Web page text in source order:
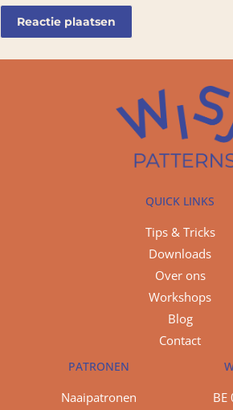
QUICK LINKS
Tips & Tricks
Downloads
Over ons
Workshops
Blog
Contact
PATRONEN
Naaipatronen BE